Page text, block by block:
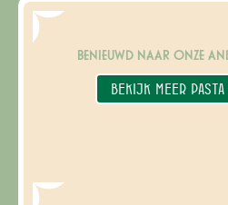
BENIEUWD NAAR ONZE
BEKIJK MEER PASTA